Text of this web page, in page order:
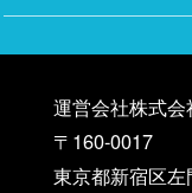
運営会社株式
〒160-0017
東京都新宿区